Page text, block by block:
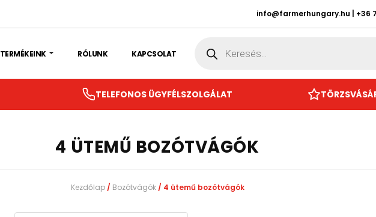
info@farmerhungary.hu +36
TERMÉKEINK RÓLUNK KAPCSOLAT search
TELEFONOS ÜGYFÉLSZOLGÁLAT
4 ÜTEMŰ BOZÓTVÁGÓK
Kezdőlap/ Bozótvágók/ 4 ütemű bozótvágók